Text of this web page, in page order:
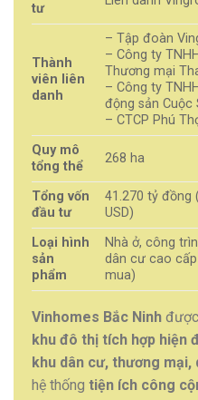
tư
Thành
viên liên
danh
– Tập đoàn
– Công ty
Thương mại
– Công ty
động sản Cuộc
– CTCP Phú
Quy mô
tổng thể
268 ha
Tổng vốn
đầu tư
41.270 tỷ đồng
USD)
Loại hình
sản
phẩm
Nhà ở, công
dân cư cao
mua)
Vinhomes Bắc Ninh
khu đô thị tích hợp hiện
khu dân cư, thương
hệ thống tiện ích công